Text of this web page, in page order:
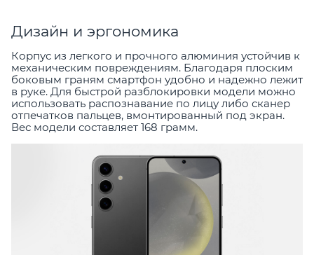
Дизайн и эргономика
Корпус из легкого и прочного алюминия устойчив к
механическим повреждениям. Благодаря плоским
боковым граням смартфон удобно и надежно лежит
в руке. Для быстрой разблокировки модели можно
использовать распознавание по лицу либо сканер
отпечатков пальцев, вмонтированный под экран.
Вес модели составляет 168 грамм.